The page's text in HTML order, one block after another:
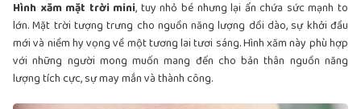
Hình xăm mặt trời mini, tuy nhỏ bé nhưng lại ẩn chứa sức mạnh to
lớn. Mặt trời tượng trưng cho nguồn năng lượng dồi dào, sự khởi đầu
mới và niềm hy vọng về một tương lai tươi sáng. Hình xăm này phù hợp
với những người mong muốn mang đến cho bản thân nguồn năng
lượng tích cực, sự may mắn và thành công.